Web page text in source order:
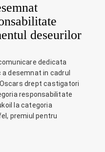
deseurilor
dedicata
desemnat in cadrul
drept castigatori
responsabilitate
la categoria
premiul pentru